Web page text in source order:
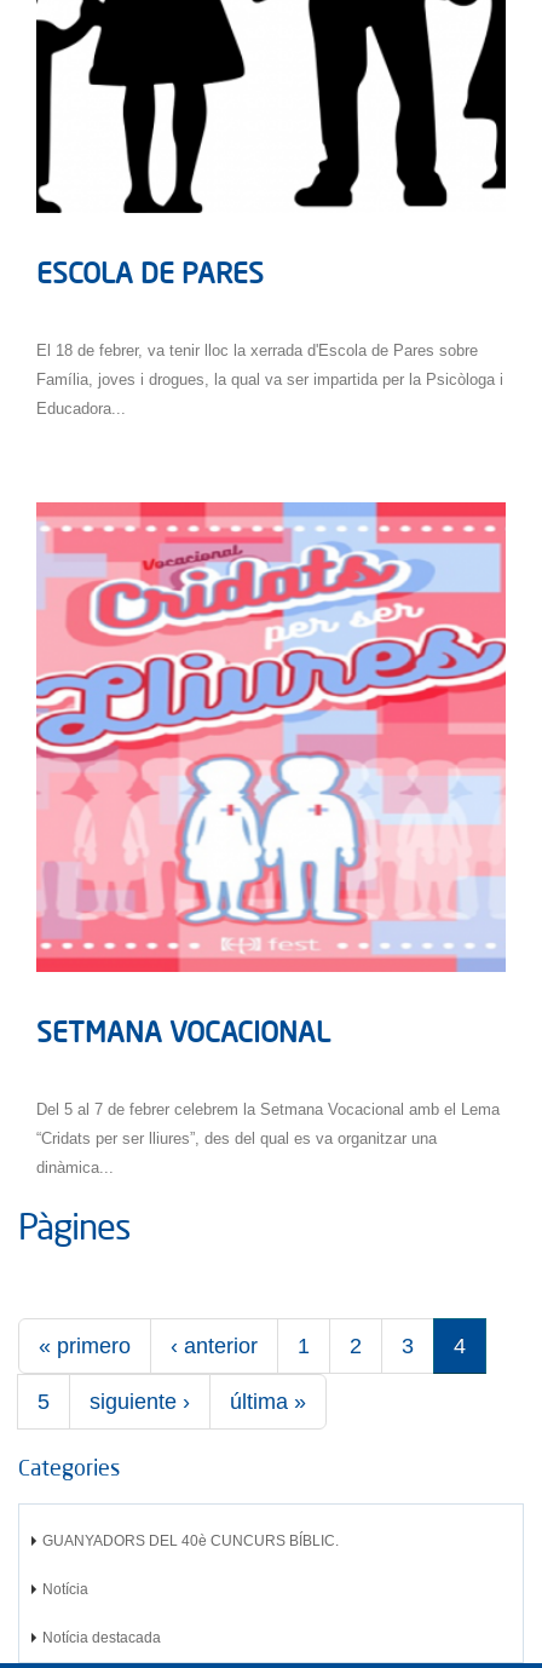
ESCOLA DE PARES
El 18 de febrer, va tenir lloc la xerrada d'Escola de Pares sobre
Família, joves i drogues, la qual va ser impartida per la Psicòloga i
Educadora...
SETMANA VOCACIONAL
Del 5 al 7 de febrer celebrem la Setmana Vocacional amb el Lema
“Cridats per ser lliures”, des del qual es va organitzar una
dinàmica...
Pàgines
« primero ‹ anterior 1 2 3 4
5 siguiente › última »
Categories
GUANYADORS DEL 40è CUNCURS BÍBLIC.
Notícia
Notícia destacada